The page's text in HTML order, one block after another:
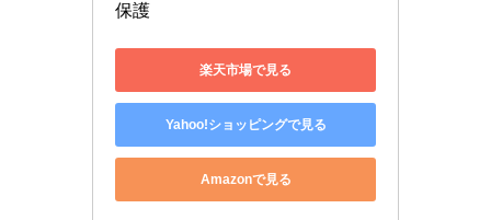
保護
楽天市場で見る
Yahoo!ショッピングで見る
Amazonで見る